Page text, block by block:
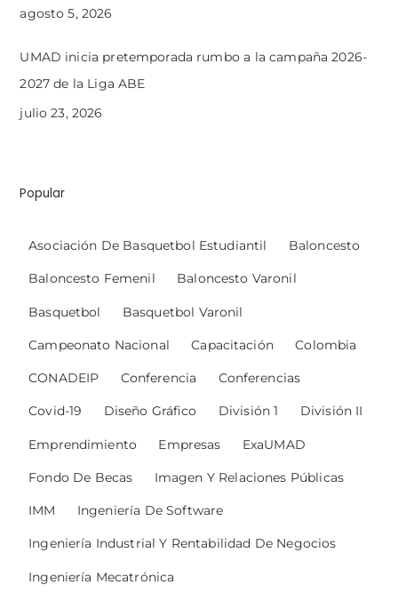
agosto 5, 2026
UMAD inicia pretemporada rumbo a la campaña 2026-
2027 de la Liga ABE
julio 23, 2026
Popular
Asociación De Basquetbol Estudiantil Baloncesto
Baloncesto Femenil Baloncesto Varonil
Basquetbol Basquetbol Varonil
Campeonato Nacional Capacitación Colombia
CONADEIP Conferencia Conferencias
Covid-19 Diseño Gráfico División 1 División II
Emprendimiento Empresas ExaUMAD
Fondo De Becas Imagen Y Relaciones Públicas
IMM Ingeniería De Software
Ingeniería Industrial Y Rentabilidad De Negocios
Ingeniería Mecatrónica